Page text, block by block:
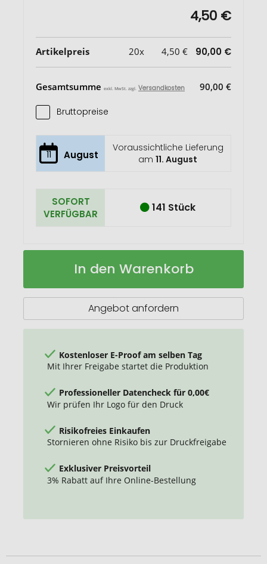
4,50 €
Artikelpreis 20x 4,50 € 90,00 €
Gesamtsumme exkl. MwSt. zzgl. Versandkosten 90,00 €
Bruttopreise
11 August
Voraussichtliche Lieferung
am11. August
SOFORT
VERFÜGBAR
141 Stück
PATAGO
425
Auf
In den Warenkorb
Angebot anfordern
Kostenloser E-Proof am selben Tag
Mit Ihrer Freigabe startet die Produktion
Professioneller Datencheck für 0,00€
Wir prüfen Ihr Logo für den Druck
Risikofreies Einkaufen
Stornieren ohne Risiko bis zur Druckfreigabe
Exklusiver Preisvorteil
3% Rabatt auf Ihre Online-Bestellung